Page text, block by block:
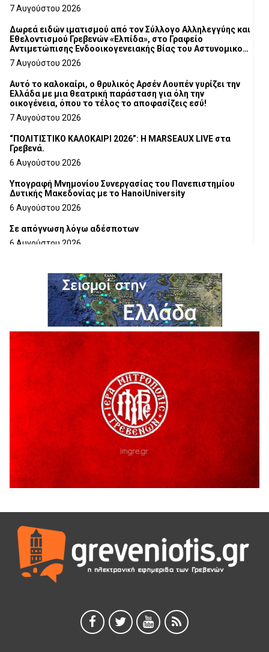
7 Αυγούστου 2026
Δωρεά ειδών ιματισμού από τον Σύλλογο Αλληλεγγύης και
Εθελοντισμού Γρεβενών «Ελπίδα», στο Γραφείο
Αντιμετώπισης Ενδοοικογενειακής Βίας του Αστυνομικού
Τμήματος Γρεβενών
7 Αυγούστου 2026
Αυτό το καλοκαίρι, ο θρυλικός Αρσέν Λουπέν γυρίζει την
Ελλάδα με μια θεατρική παράσταση για όλη την
οικογένεια, όπου το τέλος το αποφασίζεις εσύ!
7 Αυγούστου 2026
“ΠΟΛΙΤΙΣΤΙΚΟ ΚΑΛΟΚΑΙΡΙ 2026”: Η MARSEAUX LIVE στα
Γρεβενά.
6 Αυγούστου 2026
Υπογραφή Μνημονίου Συνεργασίας του Πανεπιστημίου
Δυτικής Μακεδονίας με το HanoiUniversity
6 Αυγούστου 2026
Σε απόγνωση λόγω αδέσποτων
6 Αυγούστου 2026
6 Αυγούστου 2026
Ολοκληρώνεται η ασφαλτόστρωση της οδού Περιβόλι –
6 Αυγούστου 2026
H παραδοχή λαθών είναι (και) δύναμη
5 Αυγούστου 2026
Ο ΑΝΔΡΕΑΣ ΑΣΛΑΝΙΔΗΣ ΣΥΝΕΧΙΖΕΙ ΣΤΟΝ ΠΡΩΤΕΑ
ΓΡΕΒΕΝΩΝ
5 Αυγούστου 2026
Ευχαριστήριο Εκπολιτιστικού Συλλόγου Ταξιάρχη προς κ.
Παρασχάκη Αθανάσιο
5 Αυγούστου 2026
Διακοπή υδροδότησης του Α΄ κλάδου ύδρευσης
5 Αυγούστου 2026
Θερινό Σινεμά στο πλαίσιο του «Πολιτιστικού
Καλοκαιριού 2026» με την βραβευμένη ταινία «Μικρές
Ανάσες».
5 Αυγούστου 2026
5 Αυγούστου 2026